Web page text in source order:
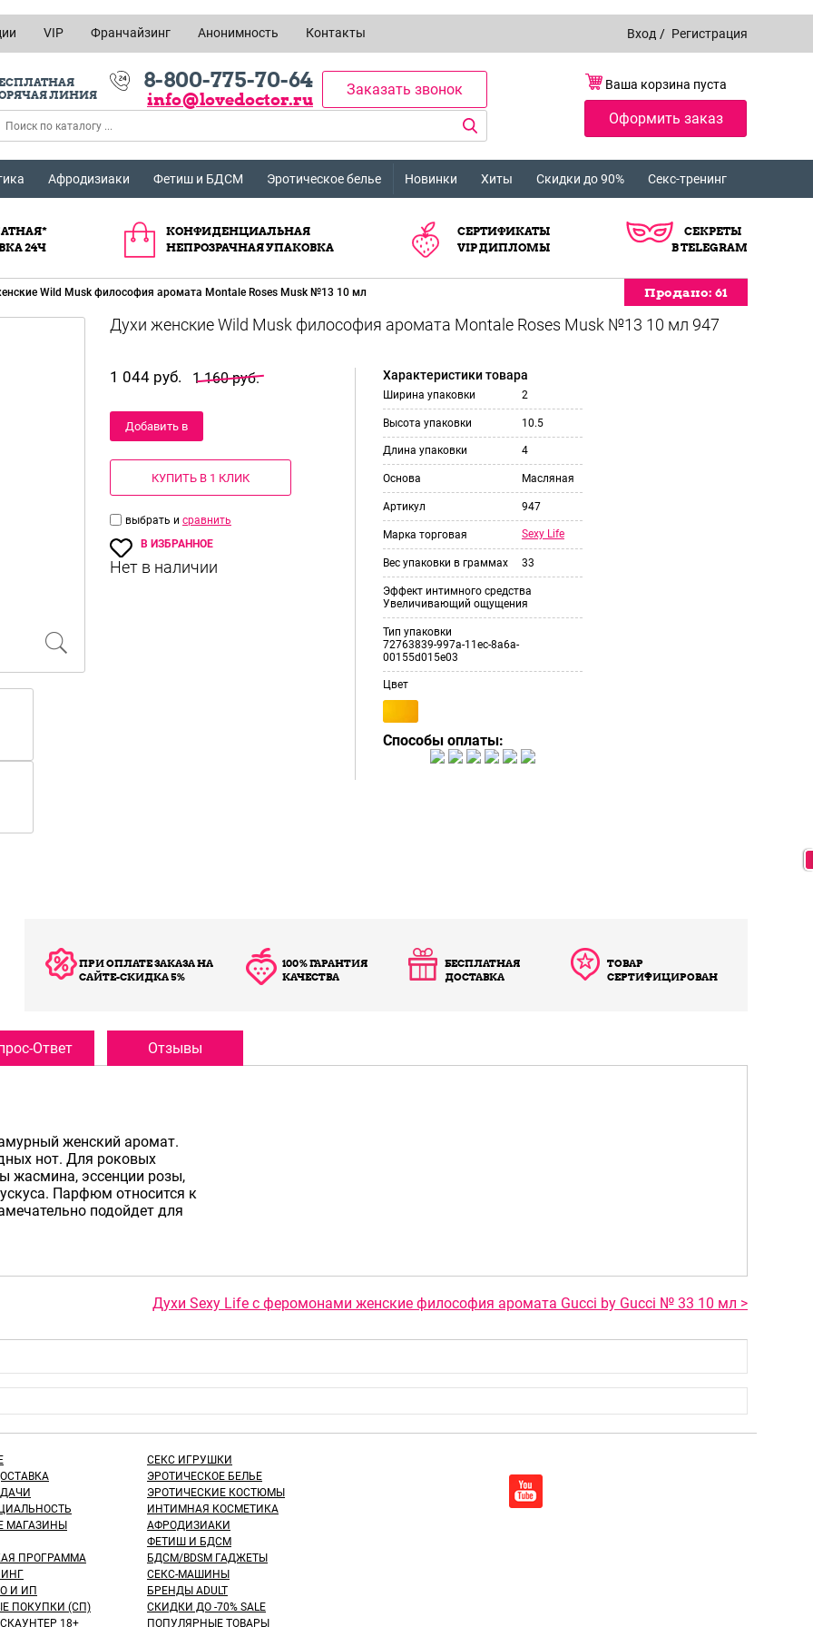
VIP Франчайзинг Анонимность Контакты Вход / Регистрация
ЛИНИЯ
8-800-775-70-64
info@lovedoctor.ru
Заказать звонок Ваша корзина пуста
Оформить заказ
Афродизиаки Фетиш и БДСМ Эротическое белье Новинки Хиты Скидки до 90% Секс-тренинг
24Ч
КОНФИДЕНЦИАЛЬНАЯ
НЕПРОЗРАЧНАЯ УПАКОВКА
СЕРТИФИКАТЫ
VIP ДИПЛОМЫ
СЕКРЕТЫ
В TELEGRAM
Wild Musk философия аромата Montale Roses Musk №13 10 мл Продано: 61
Продано: 61
Продано: 61
Продано: 61
Продано: 61
Продано: 61
Продано: 61
Продано: 61
Продано: 61
1 044 руб. 1 160 руб.
Добавить в
корзину
КУПИТЬ В 1 КЛИК
выбрать и сравнить
В ИЗБРАННОЕ
Характеристики товара
Ширина упаковки 2
Высота упаковки 10.5
Длина упаковки 4
Основа Масляная
Артикул 947
Марка торговая Sexy Life
Вес упаковки в граммах 33
Эффект интимного средства
Увеличивающий ощущения
Тип упаковки
72763839-997a-11ec-8a6a-
00155d015e03
Цвет
Способы оплаты:
ПРИ ОПЛАТЕ ЗАКАЗА НА
САЙТЕ-СКИДКА 5%
100% ГАРАНТИЯ
КАЧЕСТВА
БЕСПЛАТНАЯ
ДОСТАВКА
ТОВАР
СЕРТИФИЦИРОВАН
Ответ Отзывы
женский аромат.
нот. Для роковых
жасмина, эссенции розы,
Парфюм относится к
подойдет для
Духи Sexy Life с феромонами женские философия аромата Gucci by Gucci № 33 10 мл >
МАГАЗИНЫ
ПРОГРАММА
И ИП
ПОКУПКИ (СП)
18+
СЕКС ИГРУШКИ
ЭРОТИЧЕСКОЕ БЕЛЬЕ
ЭРОТИЧЕСКИЕ КОСТЮМЫ
ИНТИМНАЯ КОСМЕТИКА
АФРОДИЗИАКИ
ФЕТИШ И БДСМ
БДСМ/BDSM ГАДЖЕТЫ
СЕКС-МАШИНЫ
БРЕНДЫ ADULT
СКИДКИ ДО -70% SALE
ПОПУЛЯРНЫЕ ТОВАРЫ